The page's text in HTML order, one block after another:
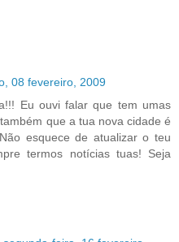
08 fevereiro, 2009
Eu ouvi falar que tem umas
que a tua nova cidade é
esquece de atualizar o teu
termos notícias tuas! Seja